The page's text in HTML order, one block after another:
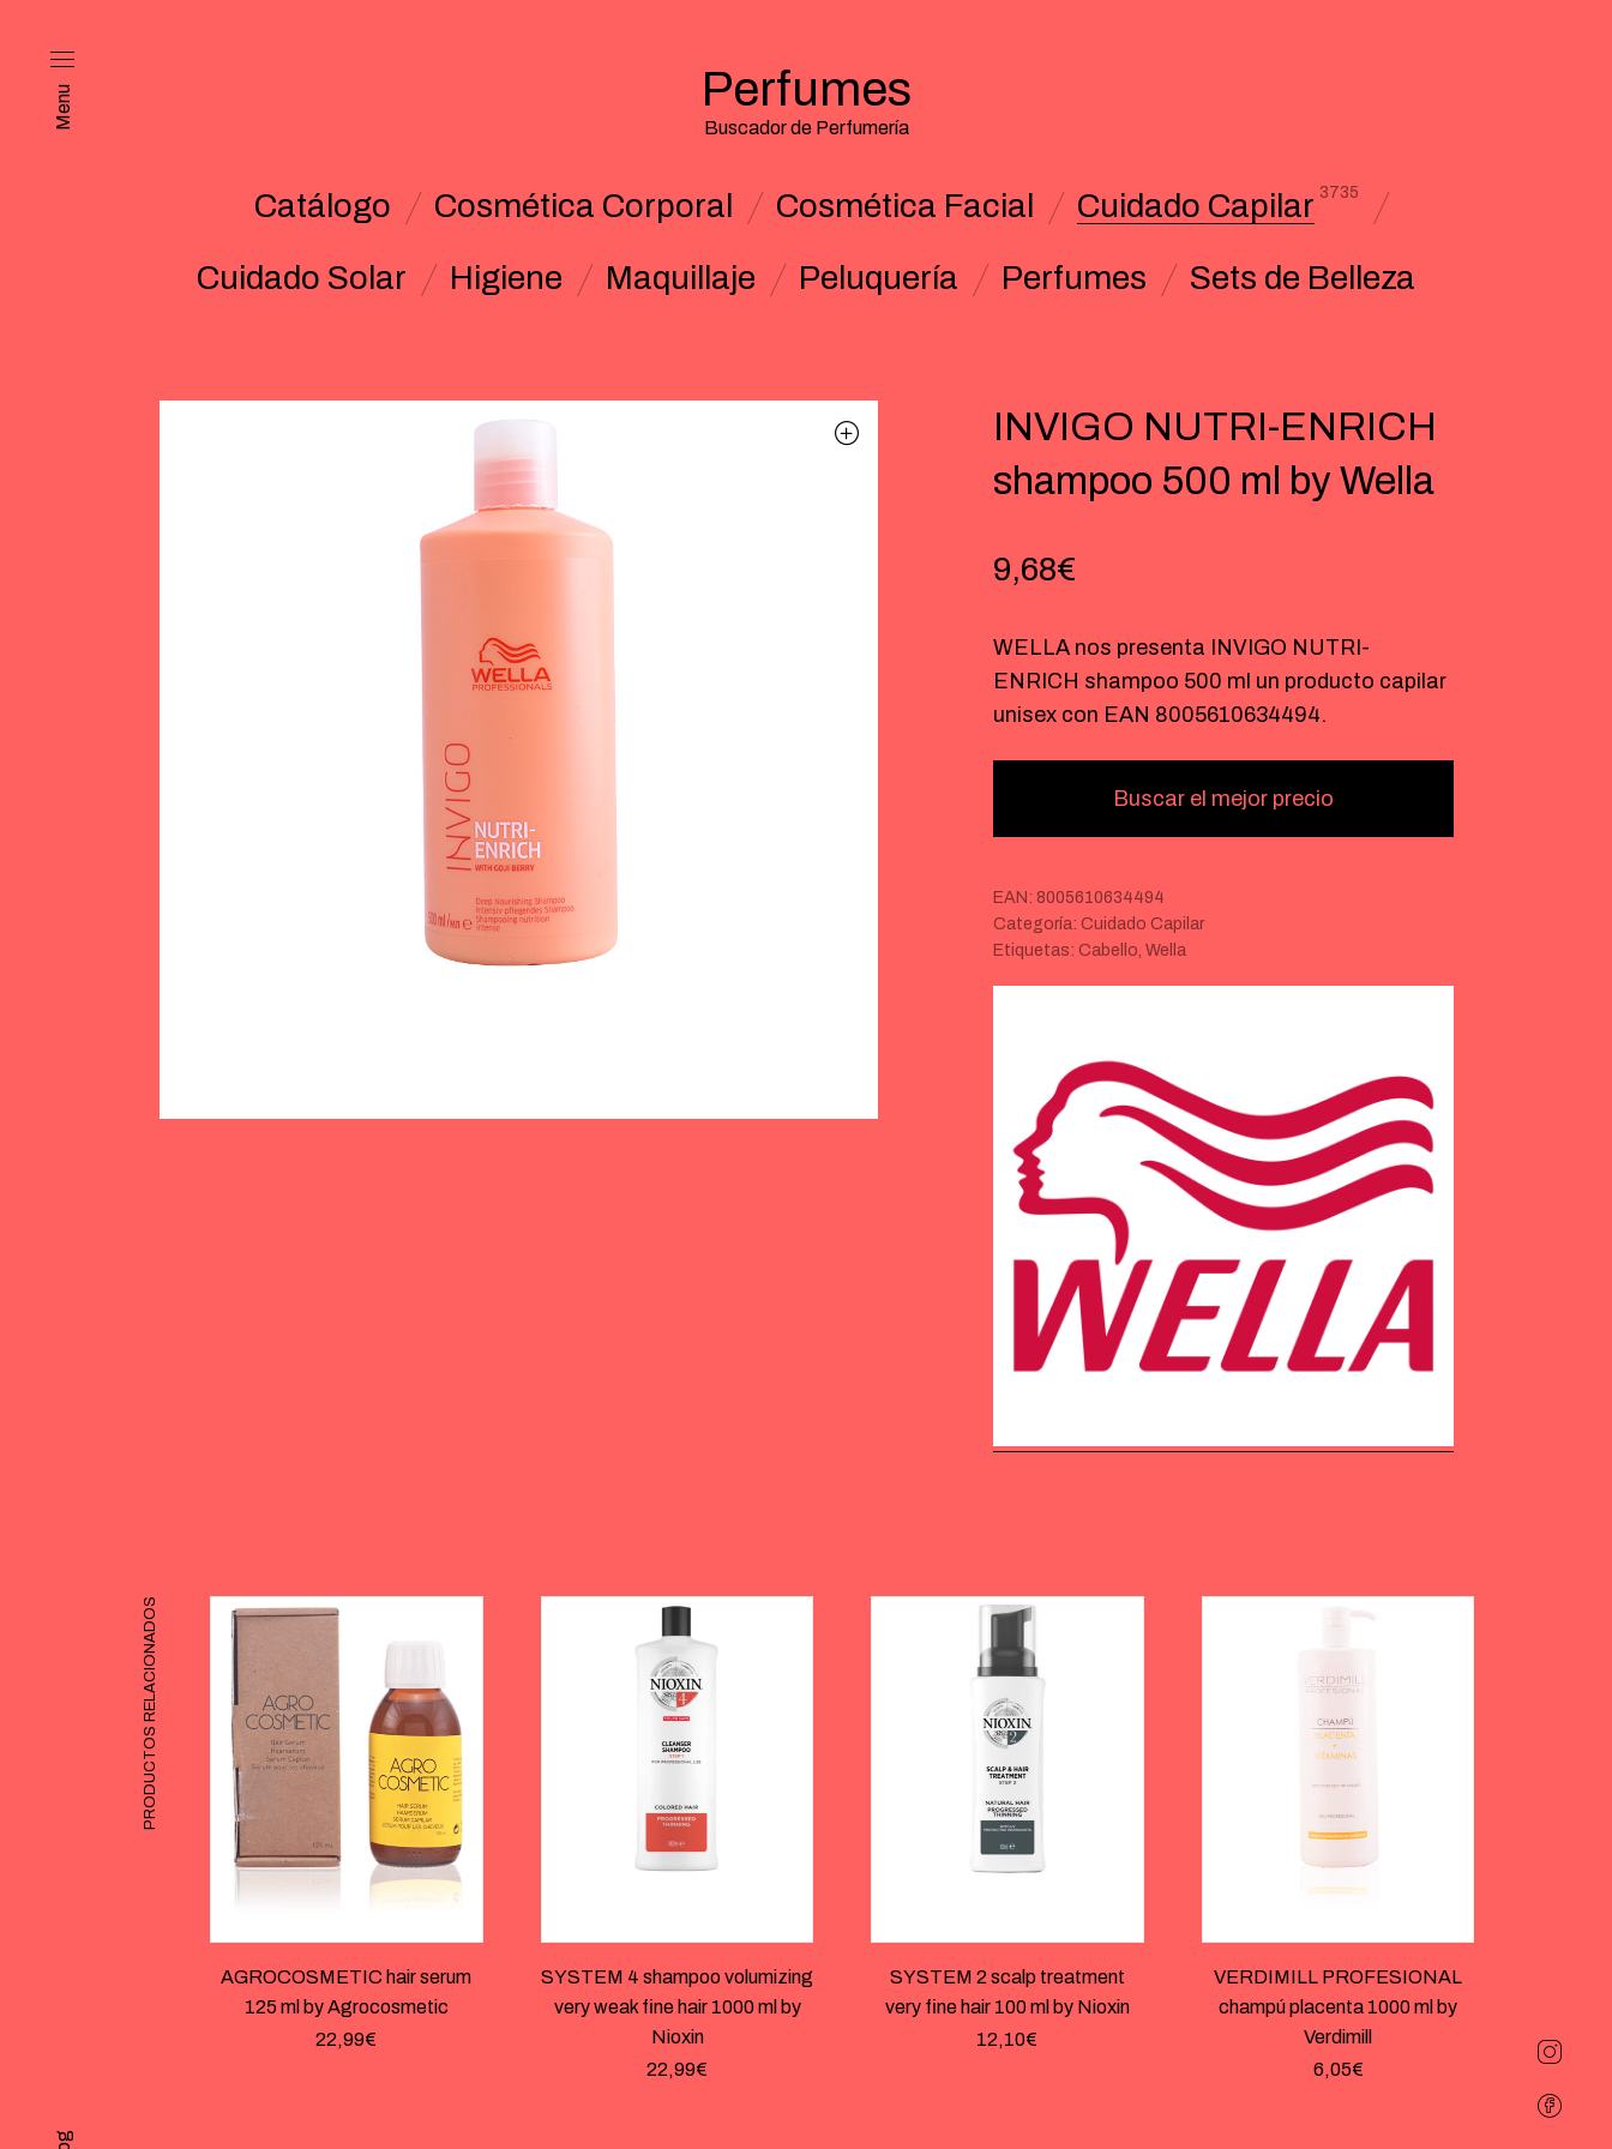
Menu Perfumes
Buscador de Perfumería
Catálogo Cosmética Corporal Cosmética Facial Cuidado Capilar 3735
Cuidado Solar Higiene Maquillaje Peluquería Perfumes Sets de Belleza
INVIGO NUTRI-ENRICH
shampoo 500 ml by Wella
9,68€
WELLA nos presenta INVIGO NUTRI-
ENRICH shampoo 500 ml un producto capilar
unisex con EAN 8005610634494.
Buscar el mejor precio
EAN: 8005610634494
Categoría: Cuidado Capilar
Etiquetas: Cabello, Wella
PRODUCTOS RELACIONADOS
AGROCOSMETIC hair serum
125 ml by Agrocosmetic
22,99€
SYSTEM 4 shampoo volumizing
very weak fine hair 1000 ml by
Nioxin
22,99€
SYSTEM 2 scalp treatment
very fine hair 100 ml by Nioxin
12,10€
VERDIMILL PROFESIONAL
champú placenta 1000 ml by
Verdimill
6,05€